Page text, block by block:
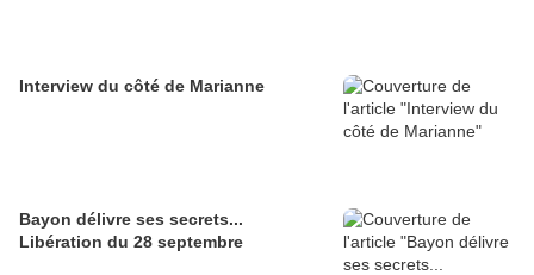
Interview du côté de Marianne
Bayon délivre ses secrets...
Libération du 28 septembre